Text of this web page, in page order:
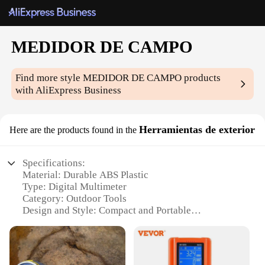
MEDIDOR DE CAMPO
Find more styleMEDIDOR DE CAMPO products
with AliExpress Business
Here are the products found in the Herramientas de exterior
Specifications:
Material: Durable ABS Plastic
Type: Digital Multimeter
Category: Outdoor Tools
Design and Style: Compact and Portable
Current, Resistance, and Temperature
Performance and Property: High Accuracy, Easy-to-
Read Display